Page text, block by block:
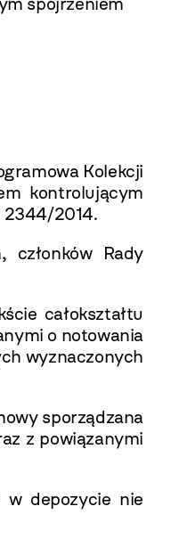
Kolekcji
kontrolującym
2344/2014.
członków Rady
całokształtu
o notowania
wyznaczonych
sporządzana
z powiązanymi
w depozycie nie